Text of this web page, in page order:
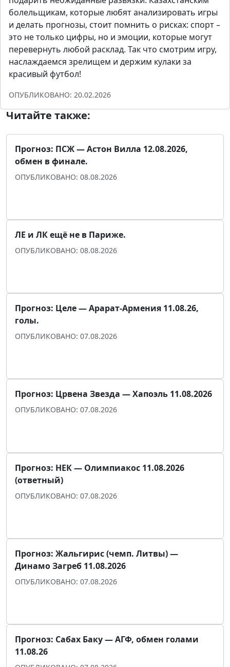
болельщикам, которые любят анализировать игры
и делать прогнозы, стоит помнить о рисках: спорт –
это не только цифры, но и эмоции, которые могут
перевернуть любой расклад. Так что смотрим игру,
наслаждаемся зрелищем и держим кулаки за
красивый футбол!
ОПУБЛИКОВАНО: 20.02.2026
Читайте также:
Прогноз: ПСЖ — Астон Вилла 12.08.2026,
обмен в финале.
ОПУБЛИКОВАНО: 08.08.2026
ЛЕ и ЛК ещё не в Париже.
ОПУБЛИКОВАНО: 08.08.2026
Прогноз: Целе — Арарат-Армения 11.08.26,
голы.
ОПУБЛИКОВАНО: 07.08.2026
Прогноз: Црвена Звезда — Хапоэль 11.08.2026
ОПУБЛИКОВАНО: 07.08.2026
Прогноз: НЕК — Олимпиакос 11.08.2026
(ответный)
ОПУБЛИКОВАНО: 07.08.2026
Прогноз: Жальгирис (чемп. Литвы) —
Динамо Загреб 11.08.2026
ОПУБЛИКОВАНО: 07.08.2026
Прогноз: Сабах Баку — АГФ, обмен голами
11.08.26